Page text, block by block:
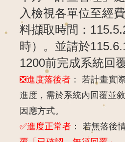
入檢視各單位至經
料擷取時間：
時）。並請於
1200前完成系統回覆
❎進度落後者 ： 若計畫實
進度， 需於系統內回覆並
因應方式。
✅進度正常者 ： 若無落後